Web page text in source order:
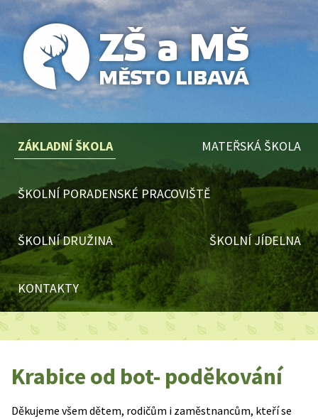
ZÁKLADNÍ ŠKOLA MATEŘSKÁ ŠKOLA
ŠKOLNÍ PORADENSKÉ PRACOVIŠTĚ
ŠKOLNÍ DRUŽINA ŠKOLNÍ JÍDELNA
KONTAKTY
Krabice od bot- poděkování
Děkujeme všem dětem, rodičům i zaměstnancům, kteří se